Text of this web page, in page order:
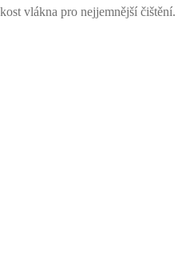
vlákna pro nejjemnější čištění.